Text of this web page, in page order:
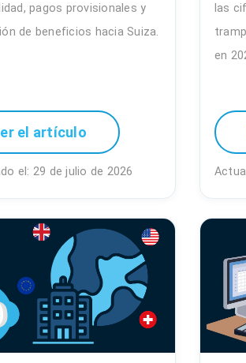
pagos provisionales y
de beneficios hacia Suiza.
el artículo
el: 29 de julio de 2026
las
en